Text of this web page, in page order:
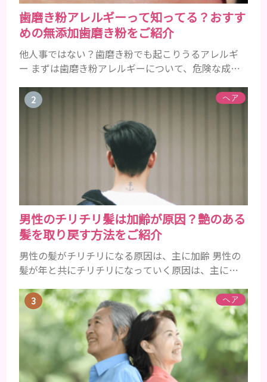
歯磨き粉アレルギーって知ってる？おすす
めの無添加歯磨き粉をご紹介
他人事ではない？歯磨き粉でも起こりうるアレルギ
ー まずは歯磨き粉アレルギーについて、危険な成分
まれるアレルギーを起こすおそれのある成分 まず、
普段お使いの歯磨き粉に含まれているどの成分にア
レルギーを引き起こすおそれがあるのかを説明しま
すね。 •フッ素･･･歯の表面のエナメルを守り強くし
たり、虫歯と防ぐ働きを持つ成分 •香味料 ･･･歯磨き
ヘア
男性のチリチリ髪は加齢が原因？艶のある
髪を取り戻す方法をご紹介
男性の髪がチリチリになる原因は、主に加齢 男性の
髪が年と共にチリチリになっていく原因は、主に加
にツヤがあった男性も、いつのまにか髪がチリチリ
でペタンとするようになったと感じる人もいるでし
ょう。特に大人の男性としての魅力が出てくる40代
以降の男性に悩んでいる人が多い傾向があります。
髪が生え変わるサイクルは、年齢と共に乱れていき
ます。髪が太くならないま...
ヘア